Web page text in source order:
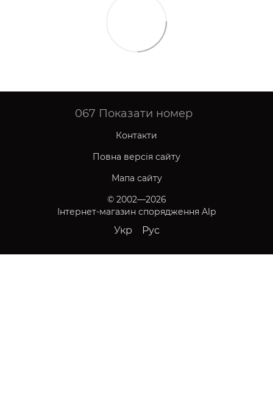
067 Показати номер
Контакти
Повна версія сайту
Мапа сайту
© 2002—2026
Інтернет-магазин спорядження Alp
Укр Рус